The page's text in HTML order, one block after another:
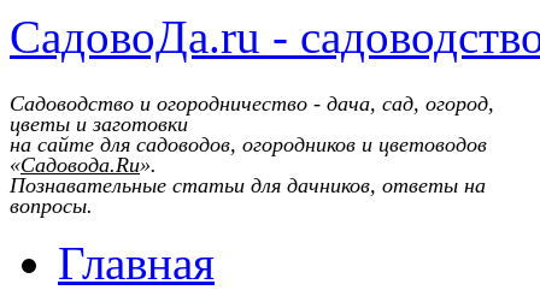
СадовоДа.ru -
Садоводство и огородничество - дача, сад, огород,
цветы и заготовки
на сайте для садоводов, огородников и цветоводов
«Садовода.Ru».
Познавательные статьи для дачников, ответы на
вопросы.
Главная